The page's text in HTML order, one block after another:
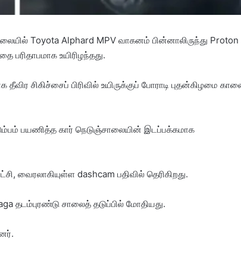
Toyota Alphard MPV வாகனம் பின்னாலிருந்து Proton
பரிதாபமாக உயிரிழந்தது.
சிகிச்சைப் பிரிவில் உயிருக்குப் போராடி புதன்கிழமை
பயணித்த கார் நெடுஞ்சாலையின் இடப்பக்கமாக
வைரலாகியுள்ள dashcam பதிவில் தெரிகிறது.
தடம்புரண்டு சாலைத் தடுப்பில் மோதியது.